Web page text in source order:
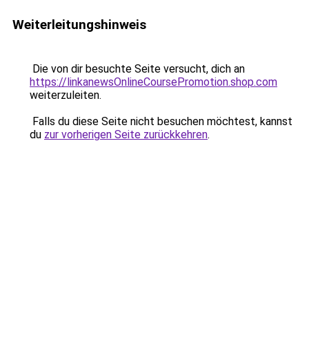
Weiterleitungshinweis
Die von dir besuchte Seite versucht, dich an
https://linkanewsOnlineCoursePromotion.shop.com
weiterzuleiten.
Falls du diese Seite nicht besuchen möchtest, kannst
du zur vorherigen Seite zurückkehren.